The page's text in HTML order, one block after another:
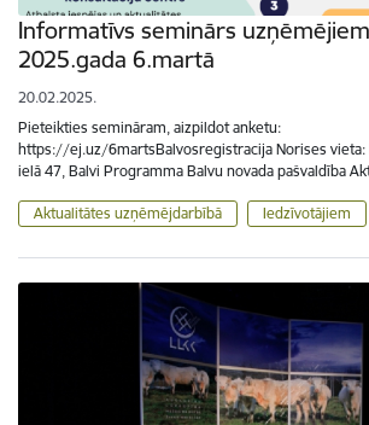
Informatīvs seminārs
2025.gada 6.martā
20.02.2025.
Pieteikties semināram, aizpildot anketu:
https://ej.uz/6martsBalvosregistracija Norises vieta:
ielā 47, Balvi Programma Balvu novada pašvaldība
Aktualitātes uzņēmējdarbībā Iedzīvotājiem